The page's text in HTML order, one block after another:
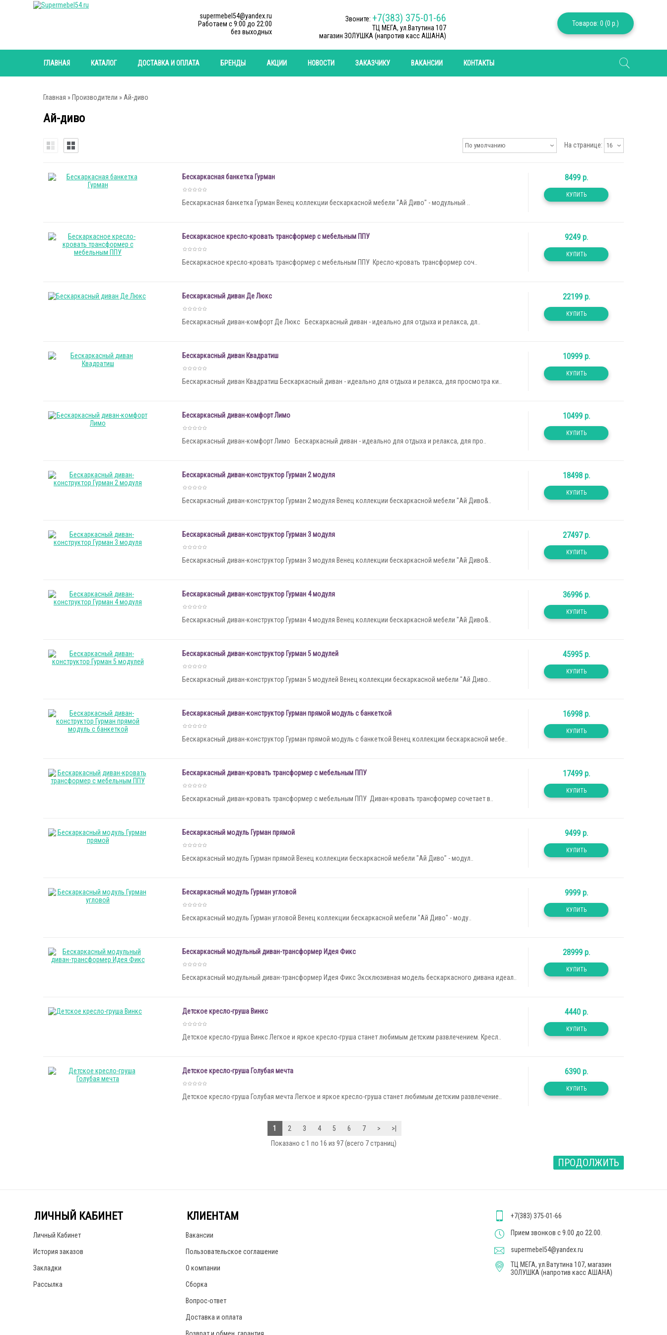
Товаров: 0 (0 р.)
supermebel54@yandex.ru
Работаем c 9:00 до 22:00
без выходных
Звоните: +7(383) 375-01-66
ТЦ МЕГА, ул.Ватутина 107
магазин ЗОЛУШКА (напротив касс АШАНА)
ГЛАВНАЯ КАТАЛОГ ДОСТАВКА И ОПЛАТА БРЕНДЫ АКЦИИ НОВОСТИ ЗАКАЗЧИКУ ВАКАНСИИ КОНТАКТЫ
Главная » Производители » Ай-диво
Ай-диво
На странице: 16
По умолчанию
Бескаркасная банкетка Гурман 8499 р.
Бескаркасная банкетка Гурман Венец коллекции бескаркасной мебели "Ай Диво" - модульный ..
Бескаркасное кресло-кровать трансформер с мебельным ППУ 9249 р.
Бескаркасное кресло-кровать трансформер с мебельным ППУ Кресло-кровать трансформер соч..
Бескаркасный диван Де Люкс 22199 р.
Бескаркасный диван-комфорт Де Люкс Бескаркасный диван - идеально для отдыха и релакса, дл..
Бескаркасный диван Квадратиш 10999 р.
Бескаркасный диван Квадратиш Бескаркасный диван - идеально для отдыха и релакса, для просмотра ки..
Бескаркасный диван-комфорт Лимо 10499 р.
Бескаркасный диван-комфорт Лимо Бескаркасный диван - идеально для отдыха и релакса, для про..
Бескаркасный диван-конструктор Гурман 2 модуля 18498 р.
Бескаркасный диван-конструктор Гурман 2 модуля Венец коллекции бескаркасной мебели "Ай Диво&..
Бескаркасный диван-конструктор Гурман 3 модуля 27497 р.
Бескаркасный диван-конструктор Гурман 3 модуля Венец коллекции бескаркасной мебели "Ай Диво&..
Бескаркасный диван-конструктор Гурман 4 модуля 36996 р.
Бескаркасный диван-конструктор Гурман 4 модуля Венец коллекции бескаркасной мебели "Ай Диво&..
Бескаркасный диван-конструктор Гурман 5 модулей 45995 р.
Бескаркасный диван-конструктор Гурман 5 модулей Венец коллекции бескаркасной мебели "Ай Диво..
Бескаркасный диван-конструктор Гурман прямой модуль с банкеткой 16998 р.
Бескаркасный диван-конструктор Гурман прямой модуль с банкеткой Венец коллекции бескаркасной мебе..
Бескаркасный диван-кровать трансформер с мебельным ППУ 17499 р.
Бескаркасный диван-кровать трансформер с мебельным ППУ Диван-кровать трансформер сочетает в..
Бескаркасный модуль Гурман прямой 9499 р.
Бескаркасный модуль Гурман прямой Венец коллекции бескаркасной мебели "Ай Диво" - модул..
Бескаркасный модуль Гурман угловой 9999 р.
Бескаркасный модуль Гурман угловой Венец коллекции бескаркасной мебели "Ай Диво" - моду..
Бескаркасный модульный диван-трансформер Идея Фикс 28999 р.
Бескаркасный модульный диван-трансформер Идея Фикс Эксклюзивная модель бескаркасного дивана идеал..
Детское кресло-груша Винкc 4440 р.
Детское кресло-груша Винкc Легкое и яркое кресло-груша станет любимым детским развлечением. Кресл..
Детское кресло-груша Голубая мечта 6390 р.
Детское кресло-груша Голубая мечта Легкое и яркое кресло-груша станет любимым детским развлечение..
1 2 3 4 5 6 7 >
>|
Показано с 1 по 16 из 97 (всего 7 страниц)
ПРОДОЛЖИТЬ
ЛИЧНЫЙ КАБИНЕТ
Личный Кабинет
История заказов
Закладки
Рассылка
КЛИЕНТАМ
Вакансии
Пользовательское соглашение
О компании
Сборка
Вопрос-ответ
Доставка и оплата
+7(383) 375-01-66
Прием звонков с 9.00 до 22.00.
supermebel54@yandex.ru
ТЦ МЕГА, ул.Ватутина 107, магазин
ЗОЛУШКА (напротив касс АШАНА)